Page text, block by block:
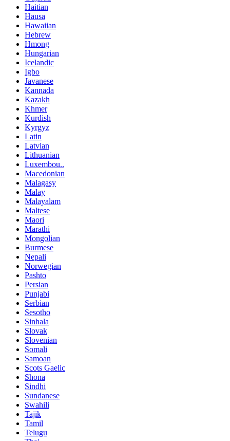
Haitian
Hausa
Hawaiian
Hebrew
Hmong
Hungarian
Icelandic
Igbo
Javanese
Kannada
Kazakh
Khmer
Kurdish
Kyrgyz
Latin
Latvian
Lithuanian
Luxembou..
Macedonian
Malagasy
Malay
Malayalam
Maltese
Maori
Marathi
Mongolian
Burmese
Nepali
Norwegian
Pashto
Persian
Punjabi
Serbian
Sesotho
Sinhala
Slovak
Slovenian
Somali
Samoan
Scots Gaelic
Shona
Sindhi
Sundanese
Swahili
Tajik
Tamil
Telugu